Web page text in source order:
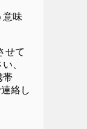
意味
せて
、
帯
絡し